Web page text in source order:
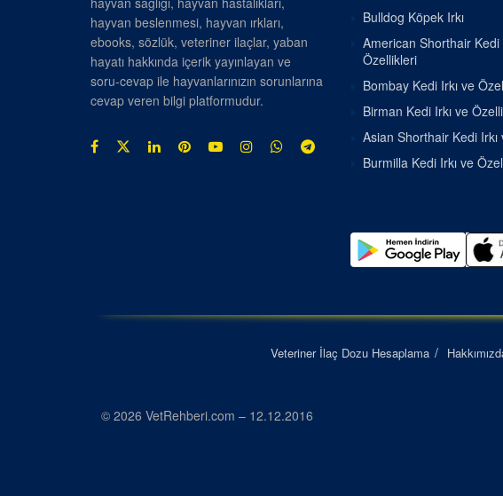
hayvan beslenmesi, hayvan ırkları,
ebooks, sözlük, veteriner ilaçlar, yaban
hayatı hakkında içerik yayınlayan ve
soru-cevap ile hayvanlarınızın sorunlarına
cevap veren bilgi platformudur.
Bulldog Köpek Irkı
American Shorthair Kedi
Özellikleri
Bombay Kedi Irkı ve
Birman Kedi Irkı ve
Asian Shorthair Kedi
Burmilla Kedi Irkı ve
Veteriner İlaç Dozu Hesaplama
© 2026 VetRehberi.com – 12.12.2016